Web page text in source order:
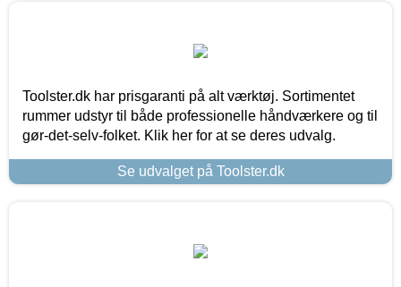
Toolster.dk har prisgaranti på alt værktøj. Sortimentet
rummer udstyr til både professionelle håndværkere og til
gør-det-selv-folket. Klik her for at se deres udvalg.
Se udvalget på Toolster.dk